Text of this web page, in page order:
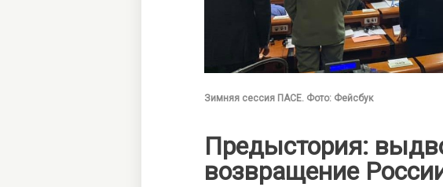
Зимняя сессия ПАСЕ. Фото: Фейсбук
Предыстория:
возвращение